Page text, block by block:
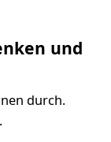
und
durch.